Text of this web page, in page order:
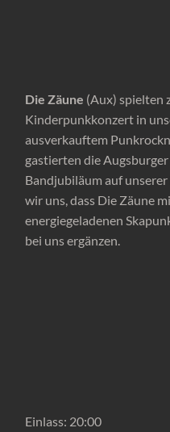
Die Zäune (Aux) spielten
Kinderpunkkonzert in
ausverkauftem
gastierten die
Bandjubiläum auf
wir uns, dass Die Zäune
energiegeladenen
bei uns ergänzen.
Einlass: 20:00